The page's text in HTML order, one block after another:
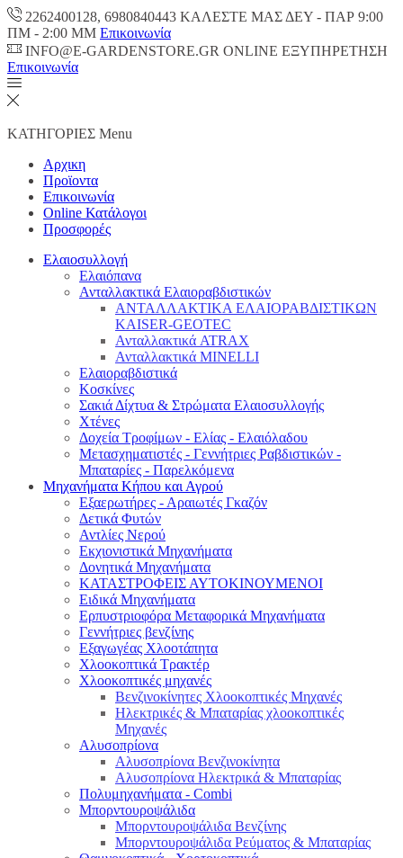
2262400128, 6980840443 ΚΑΛΕΣΤΕ ΜΑΣ ΔΕΥ - ΠΑΡ 9:00
ΠM - 2:00 ΜΜ Επικοινωνία
INFO@E-GARDENSTORE.GR ONLINE ΕΞΥΠΗΡΕΤΗΣH
Επικοινωνία
ΚΑΤΗΓΟΡΙΕΣ Menu
Αρχικη
Προϊοντα
Επικοινωνία
Online Κατάλογοι
Προσφορές
Ελαιοσυλλογή
Ελαιόπανα
Ανταλλακτικά Ελαιοραβδιστικών
ΑΝΤΑΛΛΑΚΤΙΚΑ ΕΛΑΙΟΡΑΒΔΙΣΤΙΚΩΝ
KAISER-GEOTEC
Ανταλλακτικά ATRAX
Ανταλλακτικά MINELLI
Ελαιοραβδιστικά
Κοσκίνες
Σακιά Δίχτυα & Στρώματα Ελαιοσυλλογής
Χτένες
Δοχεία Τροφίμων - Ελίας - Ελαιόλαδου
Μετασχηματιστές - Γεννήτριες Ραβδιστικών -
Μπαταρίες - Παρελκόμενα
Μηχανήματα Κήπου και Αγρού
Εξαερωτήρες - Αραιωτές Γκαζόν
Δετικά Φυτών
Αντλίες Νερού
Εκχιονιστικά Μηχανήματα
Δονητικά Μηχανήματα
ΚΑΤΑΣΤΡΟΦΕΙΣ ΑΥΤΟΚΙΝΟΥΜΕΝΟΙ
Ειδικά Μηχανήματα
Eρπυστριοφόρα Μεταφορικά Μηχανήματα
Γεννήτριες βενζίνης
Εξαγωγέας Χλοοτάπητα
Χλοοκοπτικά Τρακτέρ
Χλοοκοπτικές μηχανές
Βενζινοκίνητες Χλοοκοπτικές Μηχανές
Ηλεκτρικές & Μπαταρίας χλοοκοπτικές
Μηχανές
Αλυσοπρίονα
Αλυσοπρίονα Βενζινοκίνητα
Αλυσοπρίονα Ηλεκτρικά & Μπαταρίας
Πολυμηχανήματα - Combi
Μπορντουροψάλιδα
Μπορντουροψάλιδα Βενζίνης
Μπορντουροψάλιδα Ρεύματος & Μπαταρίας